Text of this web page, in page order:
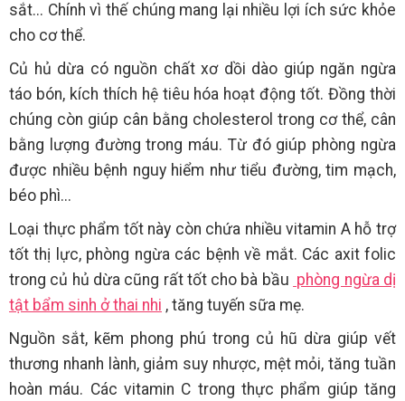
sắt... Chính vì thế chúng mang lại nhiều lợi ích sức khỏe
cho cơ thể.
Củ hủ dừa có nguồn chất xơ dồi dào giúp ngăn ngừa
táo bón, kích thích hệ tiêu hóa hoạt động tốt. Đồng thời
chúng còn giúp cân bằng cholesterol trong cơ thể, cân
bằng lượng đường trong máu. Từ đó giúp phòng ngừa
được nhiều bệnh nguy hiểm như tiểu đường, tim mạch,
béo phì...
Loại thực phẩm tốt này còn chứa nhiều vitamin A hỗ trợ
tốt thị lực, phòng ngừa các bệnh về mắt. Các axit folic
trong củ hủ dừa cũng rất tốt cho bà bầu phòng ngừa dị
tật bẩm sinh ở thai nhi , tăng tuyến sữa mẹ.
Nguồn sắt, kẽm phong phú trong củ hũ dừa giúp vết
thương nhanh lành, giảm suy nhược, mệt mỏi, tăng tuần
hoàn máu. Các vitamin C trong thực phẩm giúp tăng